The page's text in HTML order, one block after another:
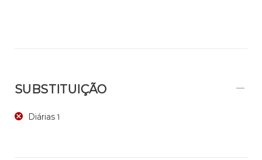
SUBSTITUIÇÃO
Diárias 1